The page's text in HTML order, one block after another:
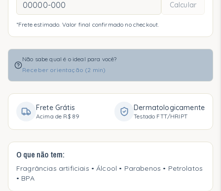
Calcular
*Frete estimado. Valor final confirmado no checkout.
Não sabe qual é o ideal para você?
Receber orientação (2 min)
Frete Grátis
Acima de R$ 89
Dermatologicamente
Testado FTT/HRIPT
O que não tem:
Fragrâncias artificiais • Álcool • Parabenos • Petrolatos
• BPA